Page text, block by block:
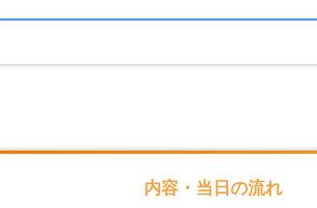
内容・当日の流れ